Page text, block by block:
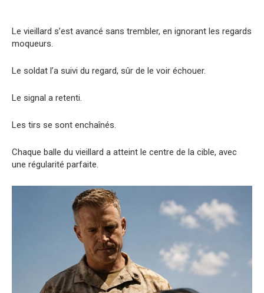
Le vieillard s’est avancé sans trembler, en ignorant les regards
moqueurs.
Le soldat l’a suivi du regard, sûr de le voir échouer.
Le signal a retenti.
Les tirs se sont enchaînés.
Chaque balle du vieillard a atteint le centre de la cible, avec
une régularité parfaite.